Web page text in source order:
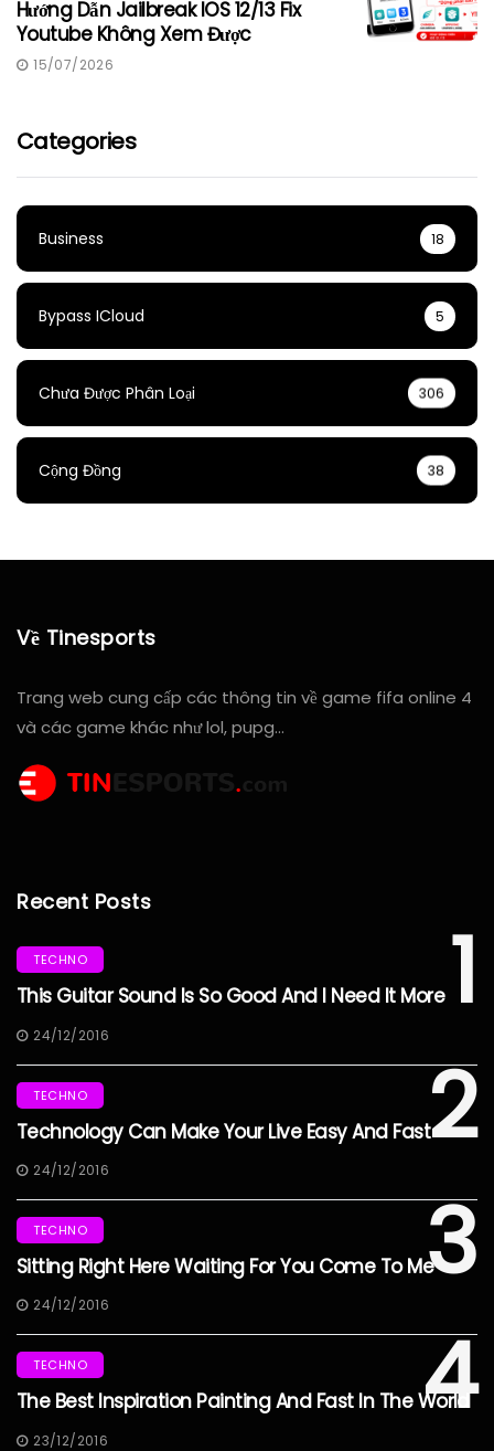
Hướng Dẫn Jailbreak IOS 12/13 Fix
Youtube Không Xem Được
15/07/2026
Categories
Business 18
Bypass ICloud 5
Chưa Được Phân Loại 306
Cộng Đồng 38
Về Tinesports
Trang web cung cấp các thông tin về game fifa online 4
và các game khác như lol, pupg…
Recent Posts
1
TECHNO
This Guitar Sound Is So Good And I Need It More
24/12/2016
2
TECHNO
Technology Can Make Your Live Easy And Fast
24/12/2016
3
TECHNO
Sitting Right Here Waiting For You Come To Me
24/12/2016
4
TECHNO
The Best Inspiration Painting And Fast In The World
23/12/2016